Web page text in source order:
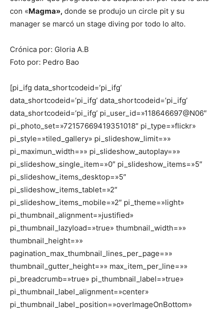
con «Magma», donde se produjo un circle pit y su
manager se marcó un stage diving por todo lo alto.
Crónica por: Gloria A.B
Foto por: Pedro Bao
[pi_ifg data_shortcodeid=’pi_ifg’
data_shortcodeid=’pi_ifg’ data_shortcodeid=’pi_ifg’
data_shortcodeid=’pi_ifg’ pi_user_id=»118646697@N06″
pi_photo_set=»72157669419351018″ pi_type=»flickr»
pi_style=»tiled_gallery» pi_slideshow_limit=»»
pi_maximun_width=»» pi_slideshow_autoplay=»»
pi_slideshow_single_item=»0″ pi_slideshow_items=»5″
pi_slideshow_items_desktop=»5″
pi_slideshow_items_tablet=»2″
pi_slideshow_items_mobile=»2″ pi_theme=»light»
pi_thumbnail_alignment=»justified»
pi_thumbnail_lazyload=»true» thumbnail_width=»»
thumbnail_height=»»
pagination_max_thumbnail_lines_per_page=»»
thumbnail_gutter_height=»» max_item_per_line=»»
pi_breadcrumb=»true» pi_thumbnail_label=»true»
pi_thumbnail_label_alignment=»center»
pi_thumbnail_label_position=»overImageOnBottom»